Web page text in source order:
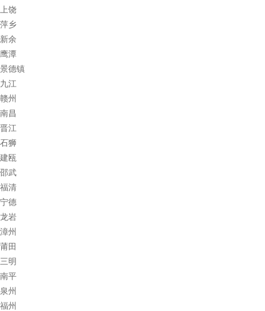
上饶
萍乡
新余
鹰潭
景德镇
九江
赣州
南昌
晋江
石狮
建瓯
邵武
福清
宁德
龙岩
漳州
莆田
三明
南平
泉州
福州